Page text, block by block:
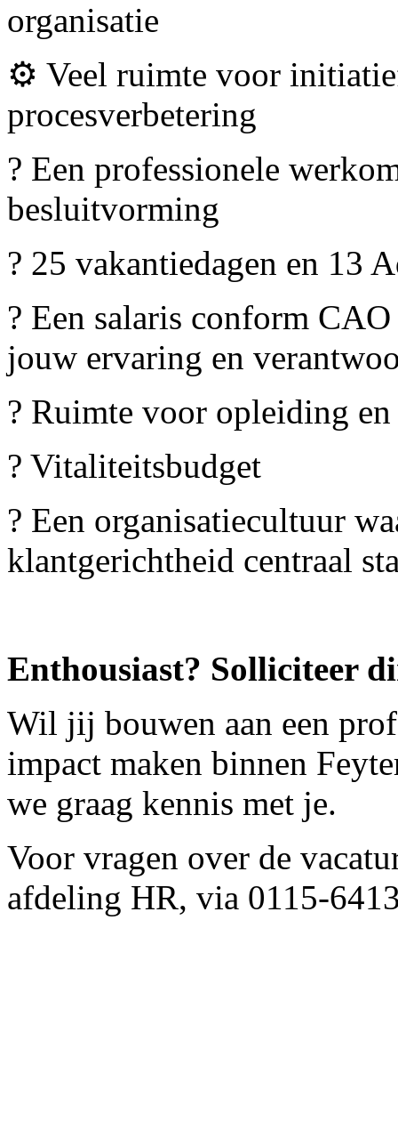
organisatie
⚙️ Veel ruimte voor
procesverbetering
? Een professionele
besluitvorming
? 25 vakantiedagen en 13
? Een salaris conform
jouw ervaring en
? Ruimte voor opleiding
? Vitaliteitsbudget
? Een organisatiecultuur
klantgerichtheid centraal
Enthousiast? Solliciteer
Wil jij bouwen aan een
impact maken binnen
we graag kennis met je.
Voor vragen over de
afdeling HR, via 0115-